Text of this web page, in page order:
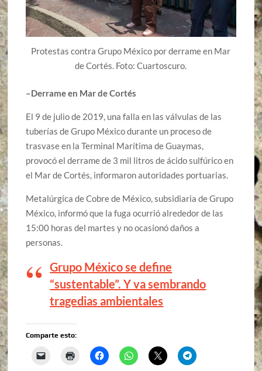
Protestas contra Grupo México por derrame en Mar
de Cortés. Foto: Cuartoscuro.
–Derrame en Mar de Cortés
El 9 de julio de 2019, una falla en las válvulas de las
tuberías de Grupo México durante un proceso de
trasvase en la Terminal Marítima de Guaymas,
provocó el derrame de 3 mil litros de ácido sulfúrico en
el Mar de Cortés, informaron autoridades portuarias.
Metalúrgica de Cobre de México, subsidiaria de Grupo
México, informó que la fuga ocurrió alrededor de las
15:00 horas del martes y no ocasionó daños a
personas.
Grupo México se define
“sustentable”. Y va sembrando
tragedias ambientales
Comparte esto: